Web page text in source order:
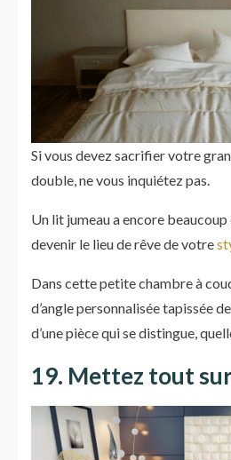
Si vous devez sacrifier votre
double, ne vous inquiétez pas.
Un lit jumeau a encore
devenir le lieu de rêve de votre
Dans cette petite chambre à
d’angle personnalisée tapissée
d’une pièce qui se distingue,
19. Mettez tout